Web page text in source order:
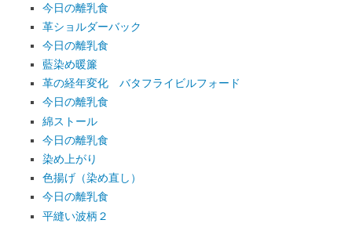
今日の離乳食
革ショルダーバック
今日の離乳食
藍染め暖簾
革の経年変化 バタフライビルフォード
今日の離乳食
綿ストール
今日の離乳食
染め上がり
色揚げ（染め直し）
今日の離乳食
平縫い波柄２